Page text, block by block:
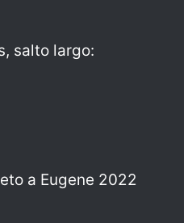
salto largo:
a Eugene 2022